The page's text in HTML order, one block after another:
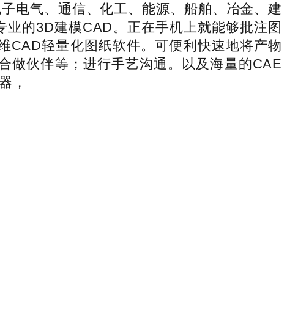
电气、通信、化工、能源、船舶、冶金、建
的3D建模CAD。正在手机上就能够批注图
CAD轻量化图纸软件。可便利快速地将产物
做伙伴等；进行手艺沟通。以及海量的CAE
，